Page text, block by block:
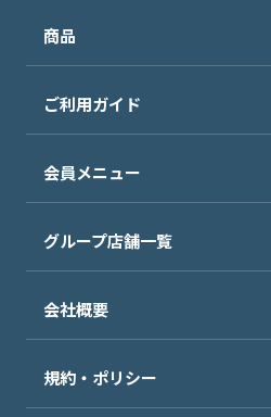
商品
ご利用ガイド
会員メニュー
グループ店舗一覧
会社概要
規約・ポリシー